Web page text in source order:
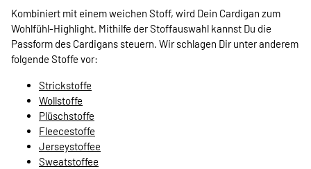
Kombiniert mit einem weichen Stoff, wird Dein Cardigan zum
Wohlfühl-Highlight. Mithilfe der Stoffauswahl kannst Du die
Passform des Cardigans steuern. Wir schlagen Dir unter anderem
folgende Stoffe vor:
Strickstoffe
Wollstoffe
Plüschstoffe
Fleecestoffe
Jerseystoffee
Sweatstoffee